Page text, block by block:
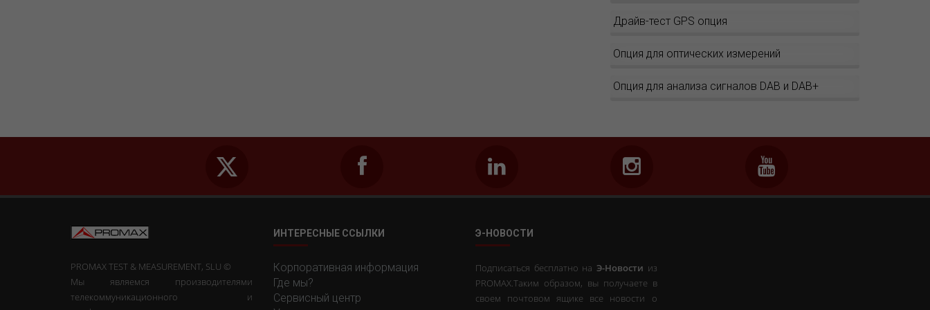
Драйв-тест GPS опция
Опция для оптических измерений
Опция для анализа сигналов DAB и DAB+
PROMAX TEST & MEASUREMENT, SLU ©
Мы являемся производителями
телекоммуникационного и
ИНТЕРЕСНЫЕ ССЫЛКИ
Корпоративная информация
Где мы?
Сервисный центр
Э-НОВОСТИ
Подписаться бесплатно на Э-Новости из
PROMAX.Таким образом, вы получаете в
своем почтовом ящике все новости о